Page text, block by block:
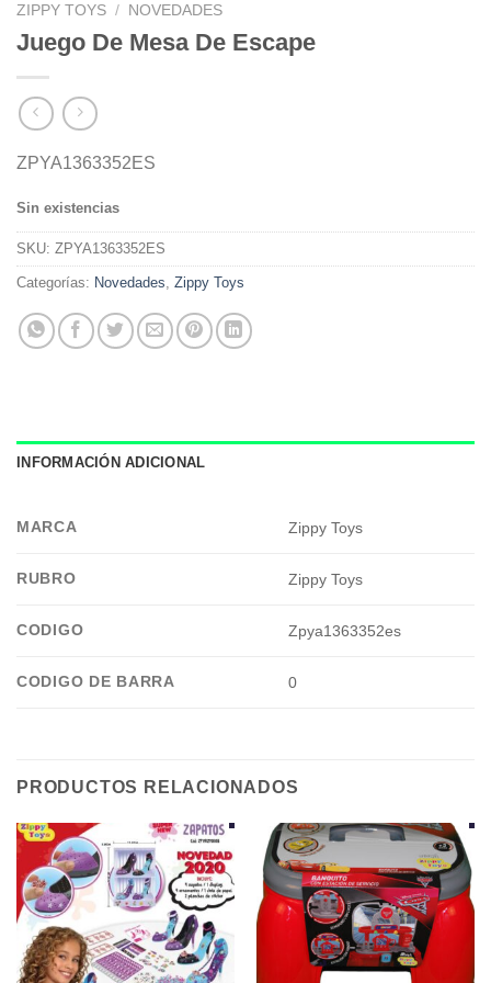
ZIPPY TOYS / NOVEDADES
Juego De Mesa De Escape
ZPYA1363352ES
Sin existencias
SKU: ZPYA1363352ES
Categorías: Novedades Zippy Toys
INFORMACIÓN ADICIONAL
MARCA Zippy Toys
RUBRO Zippy Toys
CODIGO Zpya1363352es
CODIGO DE BARRA 0
PRODUCTOS RELACIONADOS